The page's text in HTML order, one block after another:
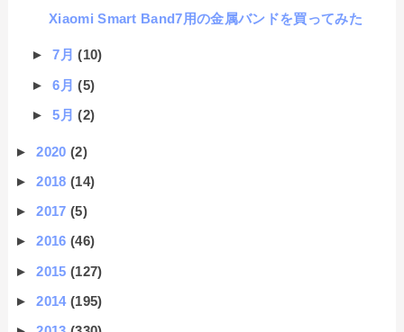
Xiaomi Smart Band7用の金属バンドを買ってみた
►7月(10)
►6月(5)
►5月(2)
►2020(2)
►2018(14)
►2017(5)
►2016(46)
►2015(127)
►2014(195)